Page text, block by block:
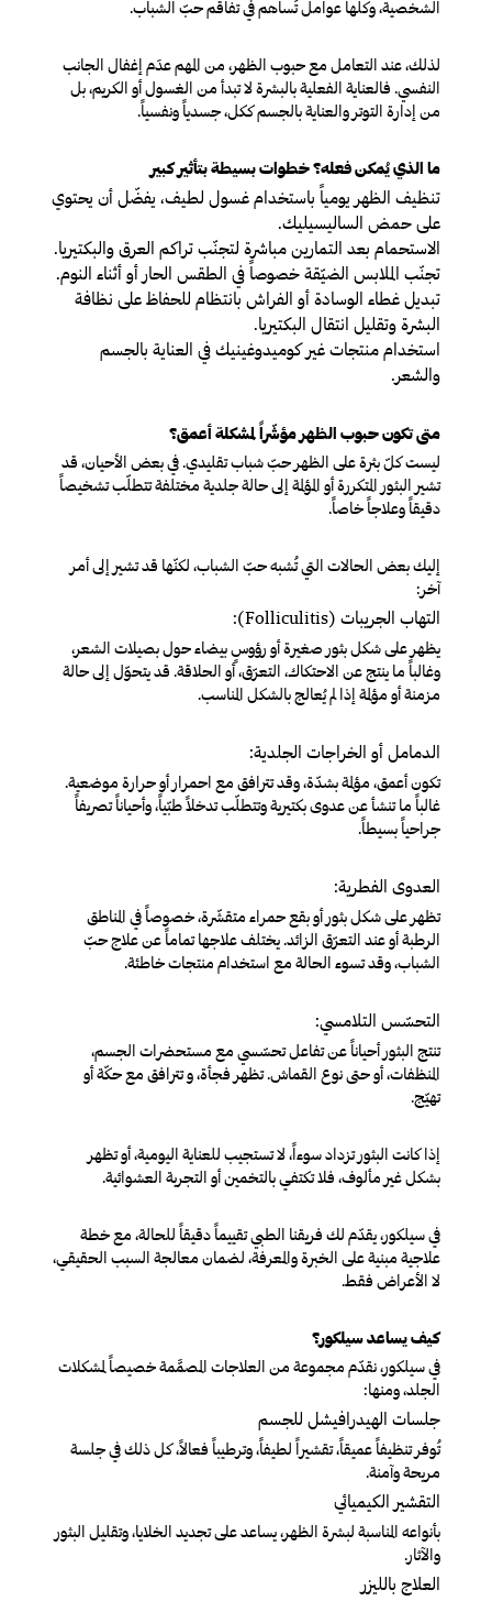
الشخصية، وكلها عوامل تُساهم في تفاقم حبّ الشباب.
لذلك، عند التعامل مع حبوب الظهر، من المهم عدَم إغفال الجانب
النفسي. فالعناية الفعلية بالبشرة لا تبدأ من الغسول أو الكريم، بل
من إدارة التوتر والعناية بالجسم ككل، جسدياً ونفسياً.
ما الذي يُمكن فعله؟ خطوات بسيطة بتأثير كبير
تنظيف الظهر يومياً باستخدام غسول لطيف، يفضّل أن يحتوي
على حمض الساليسيليك.
الاستحمام بعد التمارينمباشرة لتجنّب تراكم العرق والبكتيريا.
تجنّب الملابس الضيّقةخصوصاً في الطقس الحار أو أثناء النوم.
تبديل غطاء الوسادة أو الفراش بانتظام للحفاظ على نظافة
البشرة وتقليل انتقال البكتيريا.
استخدام منتجات غير كوميدوغينيكفي العناية بالجسم
والشعر.
متى تكون حبوب الظهر مؤشّراً لمشكلة أعمق؟
ليست كلّ بثرة على الظهر حبّ شباب تقليدي. في بعض الأحيان، قد
تشير البثور المتكررة أو المؤلمة إلى حالة جلدية مختلفة تتطلّب تشخيصاً
دقيقاً وعلاجاً خاصاً.
إليك بعض الحالات التي تُشبه حبّ الشباب، لكنّها قد تشير إلى أمر
آخر:
التهاب الجريبات (Folliculitis):
يظهر على شكل بثور صغيرة أو رؤوسٍ بيضاء حول بصيلات الشعر،
وغالباً ما ينتج عن الاحتكاك، التعرّق، أو الحلاقة. قد يتحوّل إلى حالة
مزمنة أو مؤلمة إذا لم يُعالج بالشكل المناسب.
الدمامل أو الخراجات الجلدية:
تكون أعمق، مؤلمة بشدّة، وقد تترافق مع احمرار أو حرارة موضعية.
غالباً ما تنشأ عن عدوى بكتيرية وتتطلّب تدخلاً طبّياً، وأحياناً تصريفاً
جراحياً بسيطاً.
العدوى الفطرية:
تظهر على شكل بثور أو بقع حمراء متقشّرة، خصوصاً في المناطق
الرطبة أو عند التعرّق الزائد. يختلف علاجها تماماً عن علاج حبّ
الشباب، وقد تسوء الحالة مع استخدام منتجات خاطئة.
التحسّس التلامسي:
تنتج البثور أحياناً عن تفاعل تحسّسي مع مستحضرات الجسم،
المنظفات، أو حتى نوع القماش. تظهر فجأة، و تترافق مع حكّة أو
تهيّج.
إذا كانت البثور تزداد سوءاً، لا تستجيب للعناية اليومية، أو تظهر
بشكل غير مألوف، فلا تكتفي بالتخمين أو التجربة العشوائية.
في سيلكور، يقدّم لك فريقنا الطبي تقييماً دقيقاً للحالة، مع خطة
علاجية مبنية على الخبرة والمعرفة، لضمان معالجة السبب الحقيقي،
لا الأعراض فقط.
كيف يساعد سيلكور؟
في سيلكور، نقدّم مجموعة من العلاجات المصمَّمة خصيصاً لمشكلات
الجلد، ومنها:
جلسات الهيدرافيشل للجسم
تُوفر تنظيفاً عميقاً، تقشيراً لطيفاً، وترطيباً فعالاً، كل ذلك في جلسة
مريحة وآمنة.
التقشير الكيميائي
بأنواعه المناسبة لبشرة الظهر، يساعد على تجديد الخلايا، وتقليل البثور
والآثار.
العلاج بالليزر